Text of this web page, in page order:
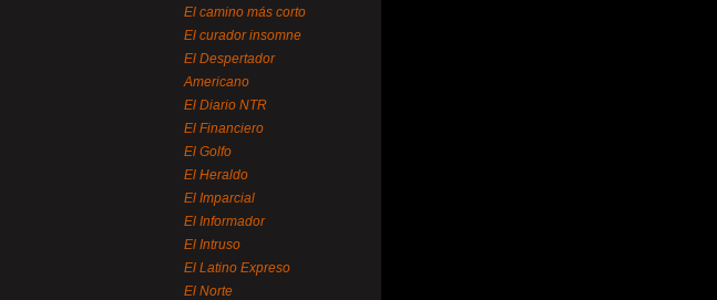
El camino más corto
El curador insomne
El Despertador
Americano
El Diario NTR
El Financiero
El Golfo
El Heraldo
El Imparcial
El Informador
El Intruso
El Latino Expreso
El Norte